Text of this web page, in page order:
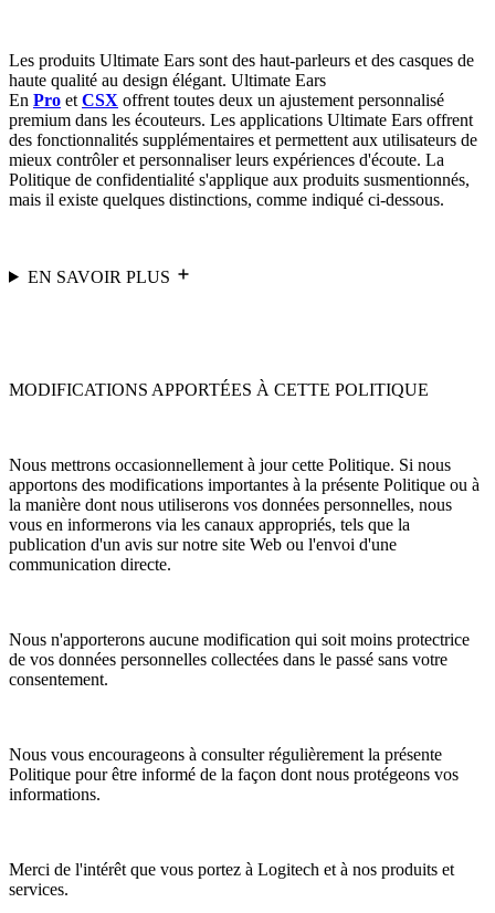
Les produits Ultimate Ears sont des haut-parleurs et des casques de
haute qualité au design élégant. Ultimate Ears
En Pro et CSX offrent toutes deux un ajustement personnalisé
premium dans les écouteurs. Les applications Ultimate Ears offrent
des fonctionnalités supplémentaires et permettent aux utilisateurs de
mieux contrôler et personnaliser leurs expériences d'écoute. La
Politique de confidentialité s'applique aux produits susmentionnés,
mais il existe quelques distinctions, comme indiqué ci-dessous.
EN SAVOIR PLUS
MODIFICATIONS APPORTÉES À CETTE POLITIQUE
Nous mettrons occasionnellement à jour cette Politique. Si nous
apportons des modifications importantes à la présente Politique ou à
la manière dont nous utiliserons vos données personnelles, nous
vous en informerons via les canaux appropriés, tels que la
publication d'un avis sur notre site Web ou l'envoi d'une
communication directe.
Nous n'apporterons aucune modification qui soit moins protectrice
de vos données personnelles collectées dans le passé sans votre
consentement.
Nous vous encourageons à consulter régulièrement la présente
Politique pour être informé de la façon dont nous protégeons vos
informations.
Merci de l'intérêt que vous portez à Logitech et à nos produits et
services.